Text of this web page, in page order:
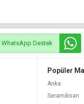
WhatsApp Destek
Popüler
Anka
Seramiksan